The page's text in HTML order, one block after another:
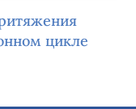
цикле